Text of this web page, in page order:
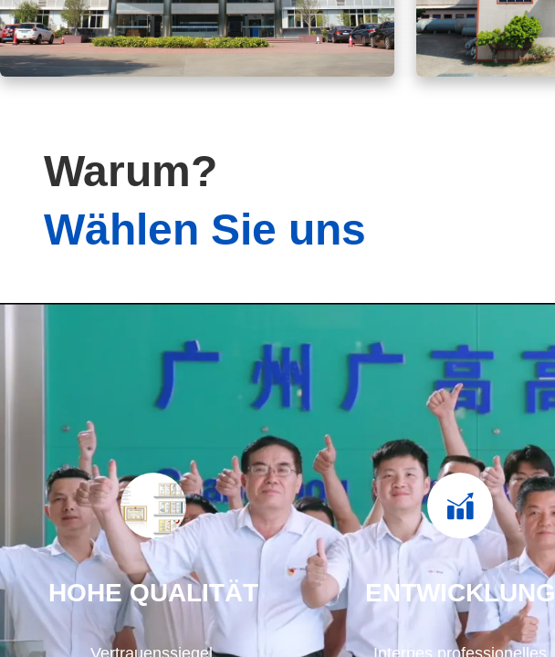
Warum?
Wählen Sie uns
HOHE QUALITÄT
Vertrauenssiegel,
ENTWICKLUNG
Internes professionelles